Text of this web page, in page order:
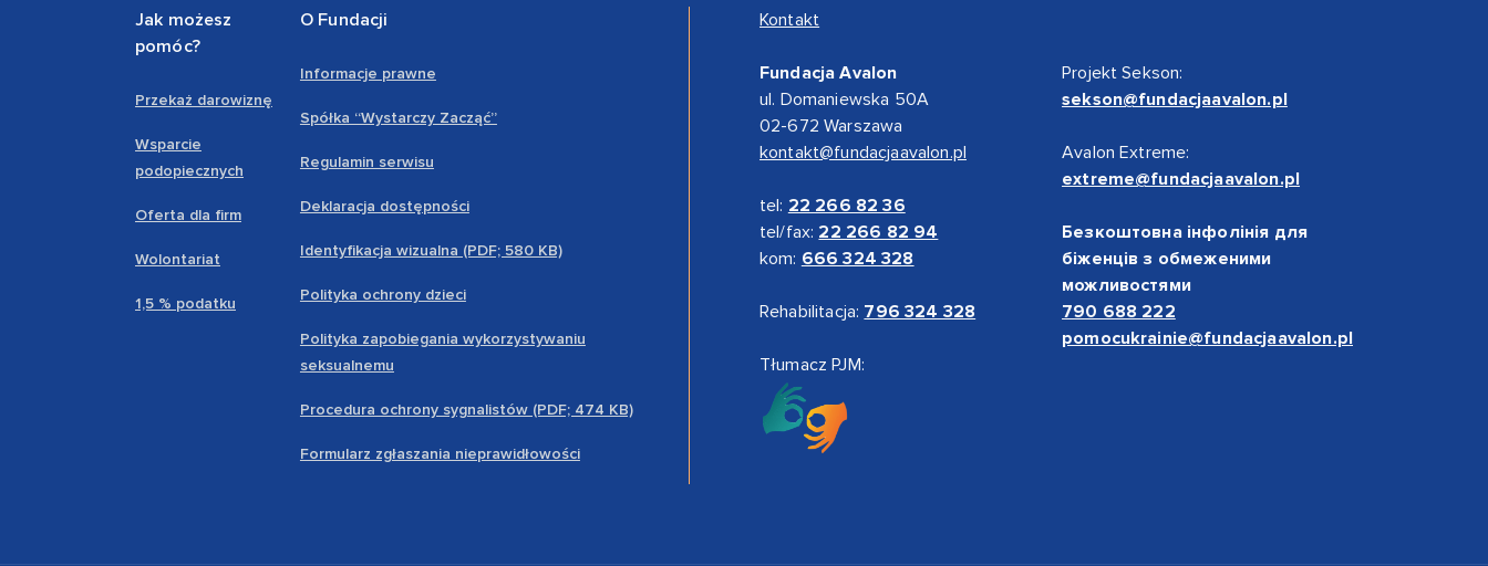
Jak możesz
pomóc?
Przekaż darowiznę
Wsparcie
podopiecznych
Oferta dla firm
Wolontariat
1,5 % podatku
O Fundacji
Informacje prawne
Spółka “Wystarczy Zacząć”
Regulamin serwisu
Deklaracja dostępności
Identyfikacja wizualna (PDF; 580 KB)
Polityka ochrony dzieci
Polityka zapobiegania wykorzystywaniu
seksualnemu
Procedura ochrony sygnalistów (PDF; 474 KB)
Formularz zgłaszania nieprawidłowości
Kontakt
Fundacja Avalon
ul. Domaniewska 50A
02-672 Warszawa
kontakt@fundacjaavalon.pl
tel: 22 266 82 36
tel/fax: 22 266 82 94
kom: 666 324 328
Rehabilitacja: 796 324 328
Tłumacz PJM:
Projekt Sekson:
sekson@fundacjaavalon.pl
Avalon Extreme:
extreme@fundacjaavalon.pl
Безкоштовна інфолінія для
біженців з обмеженими
можливостями
790 688 222
pomocukrainie@fundacjaavalon.pl